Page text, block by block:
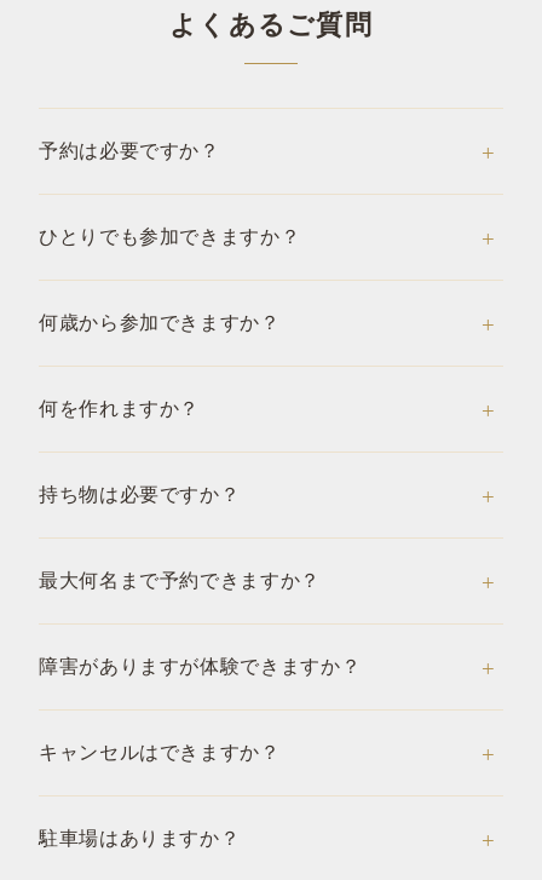
よくあるご質問
予約は必要ですか？
ひとりでも参加できますか？
何歳から参加できますか？
何を作れますか？
持ち物は必要ですか？
最大何名まで予約できますか？
障害がありますが体験できますか？
キャンセルはできますか？
駐車場はありますか？